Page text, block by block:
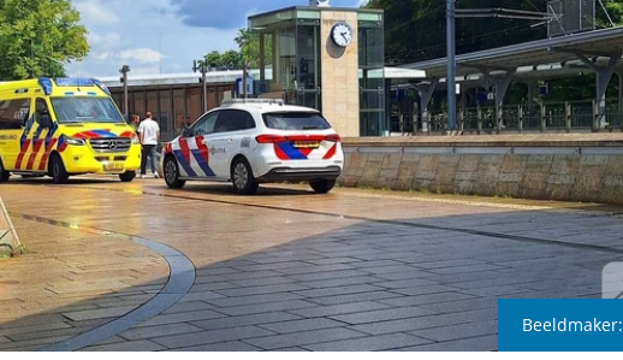
Beeldmaker: